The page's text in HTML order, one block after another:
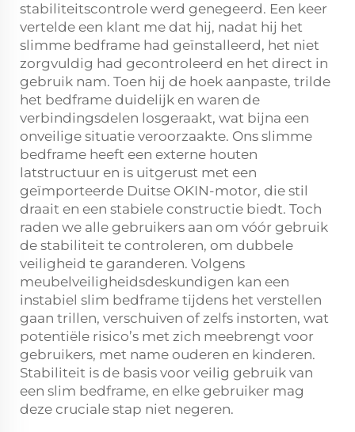
stabiliteitscontrole werd genegeerd. Een keer
vertelde een klant me dat hij, nadat hij het
slimme bedframe had geïnstalleerd, het niet
zorgvuldig had gecontroleerd en het direct in
gebruik nam. Toen hij de hoek aanpaste, trilde
het bedframe duidelijk en waren de
verbindingsdelen losgeraakt, wat bijna een
onveilige situatie veroorzaakte. Ons slimme
bedframe heeft een externe houten
latstructuur en is uitgerust met een
geïmporteerde Duitse OKIN-motor, die stil
draait en een stabiele constructie biedt. Toch
raden we alle gebruikers aan om vóór gebruik
de stabiliteit te controleren, om dubbele
veiligheid te garanderen. Volgens
meubelveiligheidsdeskundigen kan een
instabiel slim bedframe tijdens het verstellen
gaan trillen, verschuiven of zelfs instorten, wat
potentiële risico’s met zich meebrengt voor
gebruikers, met name ouderen en kinderen.
Stabiliteit is de basis voor veilig gebruik van
een slim bedframe, en elke gebruiker mag
deze cruciale stap niet negeren.